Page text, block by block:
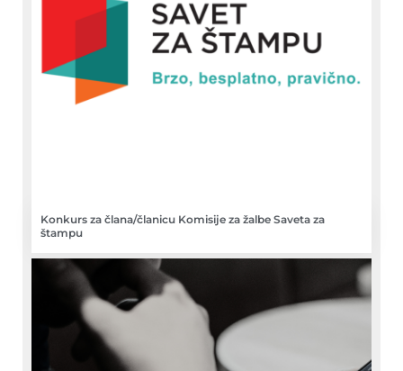
Konkurs za člana/članicu Komisije za žalbe Saveta za
štampu